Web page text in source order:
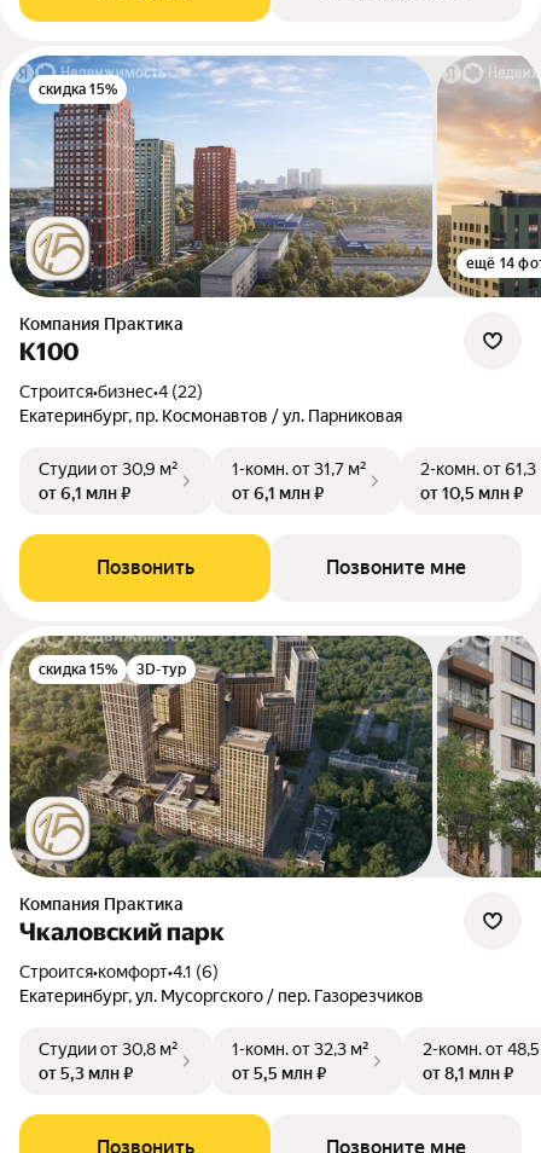
скидка 15%
ещё 14
Компания Практика
К100
Строится•бизнес•4 (22)
Екатеринбург, пр. Космонавтов / ул. Парниковая
Студииот 30,9 м²
от 6,1 млн ₽
1-комн.от 31,7 м²
от 6,1 млн ₽
2-комн.от 61,3
от 10,5 млн ₽
Позвонить Позвоните мне
скидка 15% 3D-тур
Компания Практика
Чкаловский парк
Строится•комфорт•4.1 (6)
Екатеринбург, ул. Мусоргского / пер. Газорезчиков
Студииот 30,8 м²
от 5,3 млн ₽
1-комн.от 32,3 м²
от 5,5 млн ₽
2-комн.от
от 8,1 млн ₽
Позвонить Позвоните мне